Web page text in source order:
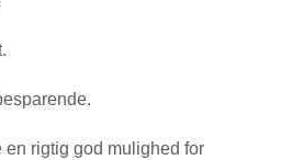
en rigtig god mulighed for